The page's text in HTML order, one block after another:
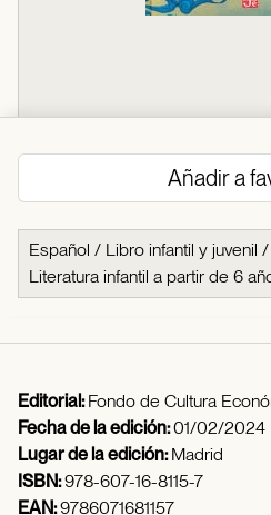
Añadir a
Español / Libro infantil y juvenil /
Literatura infantil a partir de 6
Editorial:Fondo de Cultura
Fecha de la edición:01/02/2024
Lugar de la edición:Madrid
ISBN:978-607-16-8115-7
EAN:9786071681157